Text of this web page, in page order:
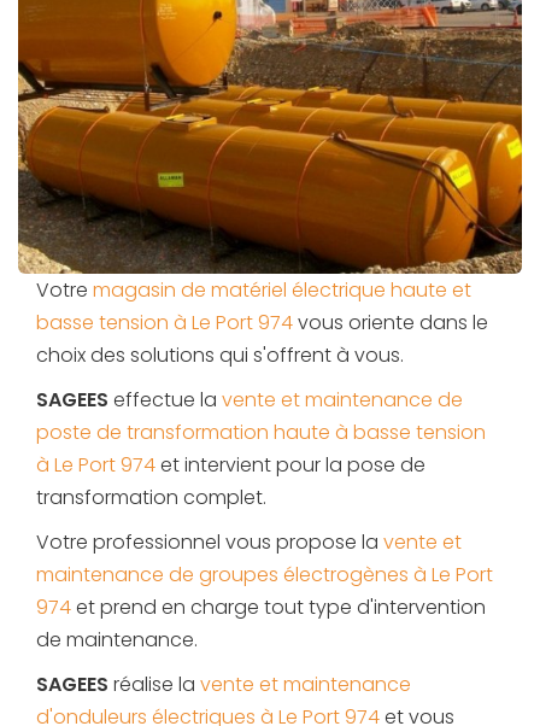
Votre magasin de matériel électrique haute et
basse tension à Le Port 974vous oriente dans le
choix des solutions qui s'offrent à vous.
SAGEES effectue la vente et maintenance de
poste de transformation haute à basse tension
à Le Port 974et intervient pour la pose de
transformation complet.
Votre professionnel vous propose la vente et
maintenance de groupes électrogènes à Le Port
974et prend en charge tout type d'intervention
de maintenance.
SAGEES réalise la vente et maintenance
d'onduleurs électriques à Le Port 974et vous